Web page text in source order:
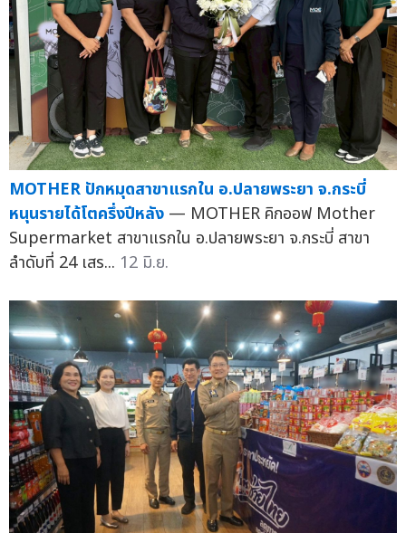
MOTHER ปักหมุดสาขาแรกใน อ.ปลายพระยา จ.กระบี่
หนุนรายได้โตครึ่งปีหลัง — MOTHER คิกออฟ Mother
Supermarket สาขาแรกใน อ.ปลายพระยา จ.กระบี่ สาขา
ลำดับที่ 24 เสร... 12 มิ.ย.